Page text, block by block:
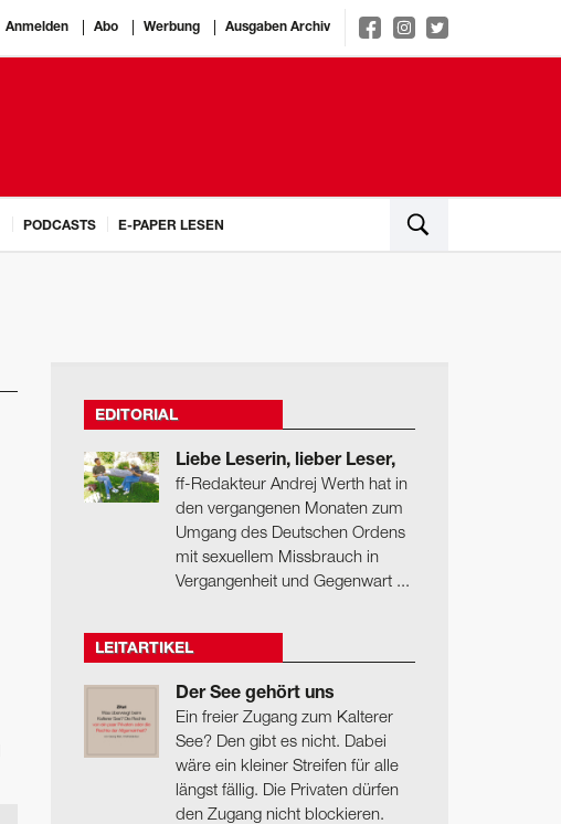
Anmelden Abo Werbung Ausgaben Archiv
PODCASTS E-PAPER LESEN
EDITORIAL
Liebe Leserin, lieber Leser,
ff-Redakteur Andrej Werth hat in
den vergangenen Monaten zum
Umgang des Deutschen Ordens
mit sexuellem Missbrauch in
Vergangenheit und Gegenwart ...
LEITARTIKEL
Der See gehört uns
Ein freier Zugang zum Kalterer
See? Den gibt es nicht. Dabei
wäre ein kleiner Streifen für alle
längst fällig. Die Privaten dürfen
den Zugang nicht blockieren.